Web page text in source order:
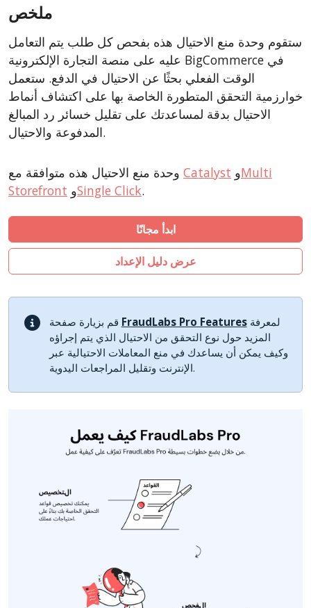
CSCart
LiteCart
ZenCart
PinnacleCart
FoxyCart
Easy Digital Downloads
nopCommerce
Ecwid by Lightspeed
Shopware
Sylius
ملخص
ستقوم وحدة منع الاحتيال هذه بفحص كل طلب يتم التعامل
عليه على منصة التجارة الإلكترونية BigCommerce في
الوقت الفعلي بحثًا عن الاحتيال في الدفع. ستعمل
خوارزمية التحقق المتطورة الخاصة بها على اكتشاف أنماط
الاحتيال بدقة لمساعدتك على تقليل خسائر رد المبالغ
المدفوعة والاحتيال.
Catalyst وMulti
Storefront وSingle Click.
ابدأ مجانًا
عرض دليل الإعداد
FraudLabs Pro Featuresلمعرفة
المزيد حول نوع التحقق من الاحتيال الذي يتم إجراؤه
وكيف يمكن أن يساعدك في منع المعاملات الاحتيالية عبر
الإنترنت وتقليل المراجعات اليدوية.